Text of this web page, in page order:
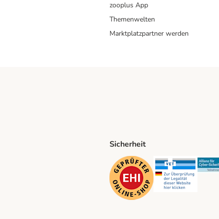
zooplus App
Themenwelten
Marktplatzpartner werden
Method
Sicherheit
Security